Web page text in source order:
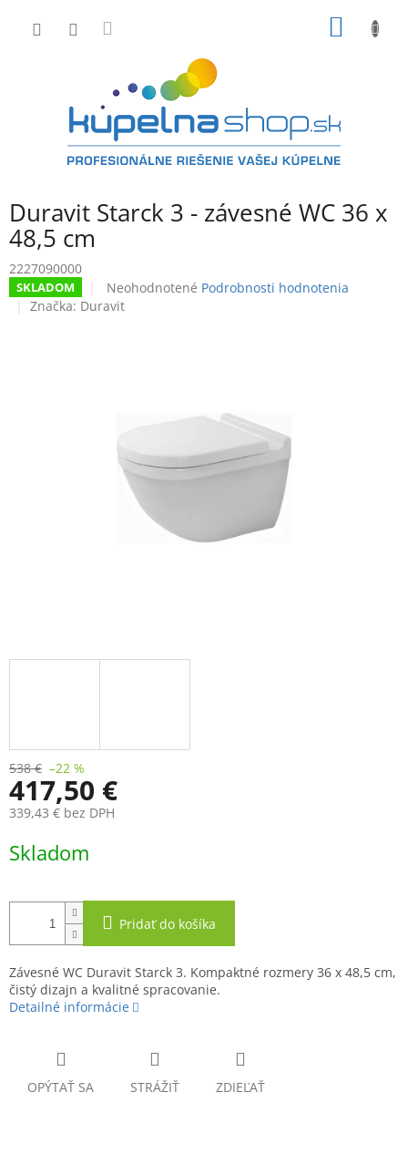
Duravit Starck 3 - závesné WC 36 x
48,5 cm
2227090000
SKLADOM
Priemerné
hodnotenie
Neohodnotené Podrobnosti hodnotenia
Značka: Duravit
538 € –22 %
417,50 €
339,43 € bez DPH
cena:
Skladom
Pridať do košíka
Závesné WC Duravit Starck 3. Kompaktné rozmery 36 x 48,5 cm,
čistý dizajn a kvalitné spracovanie.
Detailné informácie
OPÝTAŤ SA STRÁŽIŤ ZDIEĽAŤ